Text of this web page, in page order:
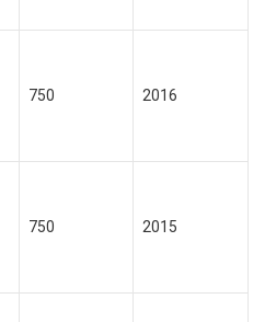
750 2016
750 2015